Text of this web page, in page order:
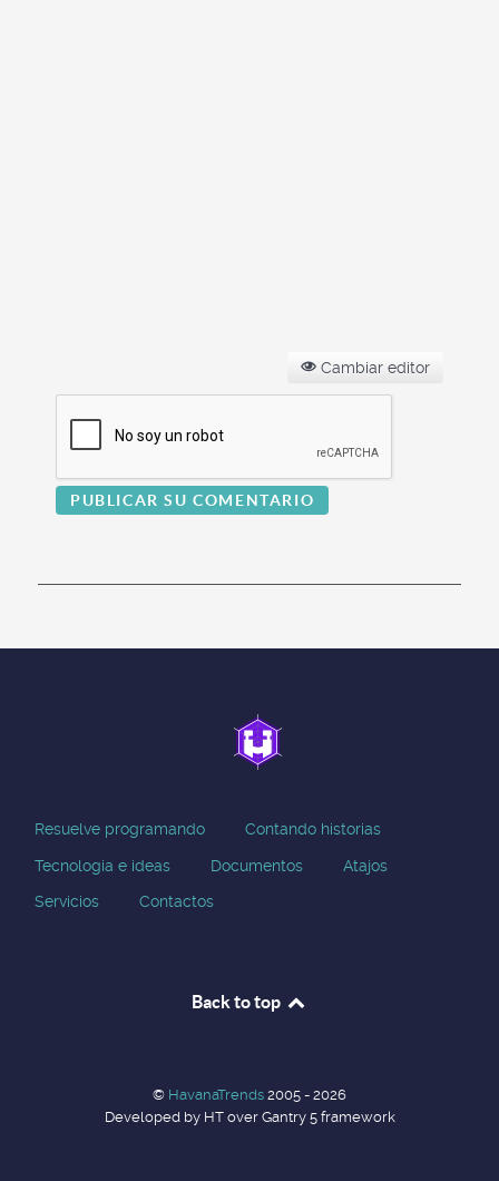
Cambiar editor
PUBLICAR SU COMENTARIO
Resuelve programando Contando historias
Tecnologia e ideas Documentos Atajos
Servicios Contactos
Back to top
© HavanaTrends 2005 - 2026
Developed by HT over Gantry 5 framework